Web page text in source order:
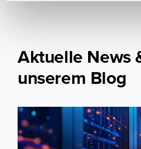
Aktuelle News
unserem Blog